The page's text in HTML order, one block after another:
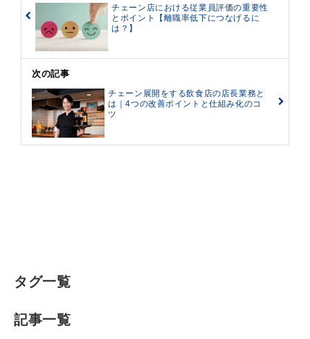
チェーン店における従業員評価の重要性
とポイント【離職率低下につなげるに
は？】
次の記事
チェーン展開をする飲食店の店長業務と
は｜4つの改善ポイントと仕組み化のコ
ツ
タグ一覧
記事一覧